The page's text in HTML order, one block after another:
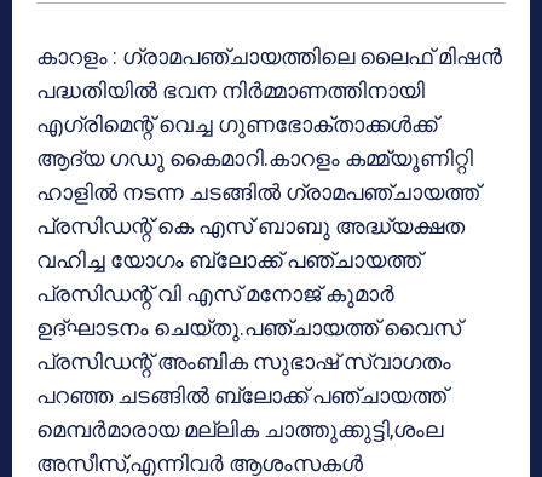
കാറളം : ഗ്രാമപഞ്ചായത്തിലെ ലൈഫ് മിഷന്‍
പദ്ധതിയില്‍ ഭവന നിര്‍മ്മാണത്തിനായി
എഗ്രിമെന്റ് വെച്ച ഗുണഭോക്താക്കള്‍ക്ക്
ആദ്യ ഗഡു കൈമാറി.കാറളം കമ്മ്യൂണിറ്റി
ഹാളില്‍ നടന്ന ചടങ്ങില്‍ ഗ്രാമപഞ്ചായത്ത്
പ്രസിഡന്റ് കെ എസ് ബാബു അദ്ധ്യക്ഷത
വഹിച്ച യോഗം ബ്ലോക്ക് പഞ്ചായത്ത്
പ്രസിഡന്റ് വി എസ് മനോജ് കുമാര്‍
ഉദ്ഘാടനം ചെയ്തു.പഞ്ചായത്ത് വൈസ്
പ്രസിഡന്റ് അംബിക സുഭാഷ് സ്വാഗതം
പറഞ്ഞ ചടങ്ങില്‍ ബ്ലോക്ക് പഞ്ചായത്ത്
മെമ്പര്‍മാരായ മല്ലിക ചാത്തുക്കുട്ടി,ശംല
അസീസ്,എന്നിവര്‍ ആശംസകള്‍